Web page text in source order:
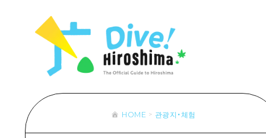
Hiroshima
목록
접근
보조 트래픽 요약
HOME 관광지・체험